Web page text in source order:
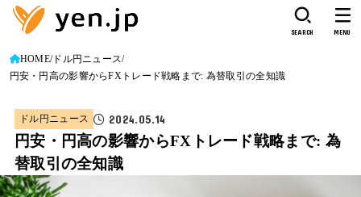
SEARCH MENU
HOME ドル円ニュース
円安・円高の影響からFXトレード戦略まで: 為替取引の全知識
ドル円ニュース 2024.05.14
円安・円高の影響からFXトレード戦略まで: 為
替取引の全知識